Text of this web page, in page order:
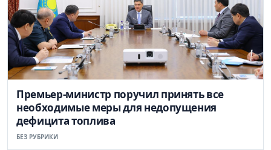
Премьер-министр поручил принять все
необходимые меры для недопущения
дефицита топлива
БЕЗ РУБРИКИ